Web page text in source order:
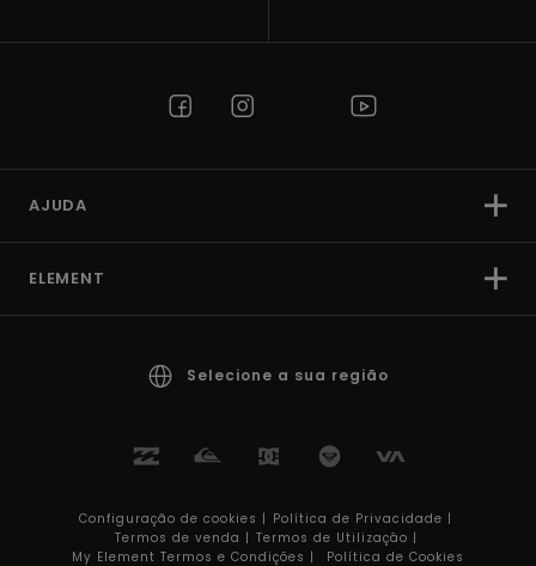
AJUDA
ELEMENT
Selecione a sua região
Configuração de cookies | Política de Privacidade |
Termos de venda | Termos de Utilizaçâo |
My Element Termos e Condições |
Política de Cookies